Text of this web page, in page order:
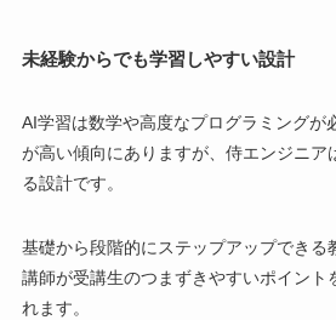
未経験からでも学習しやすい設計
AI学習は数学や高度なプログラミングが
が高い傾向にありますが、侍エンジニア
る設計です。
基礎から段階的にステップアップできる
講師が受講生のつまずきやすいポイント
れます。